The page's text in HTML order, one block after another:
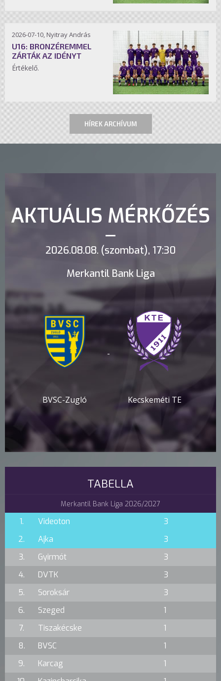
2026-07-10, Nyitray András
U16: BRONZÉREMMEL
ZÁRTÁK AZ IDÉNYT
Értékelő.
HÍREK ARCHÍVUM
AKTUÁLIS MÉRKŐZÉS
2026.08.08. (szombat), 17:30
Merkantil Bank Liga
BVSC-Zugló
-
Kecskeméti TE
TABELLA
Merkantil Bank Liga 2026/2027
1. Videoton
3
2.
Ajka
3
3.
Gyirmót
3
4.
DVTK
3
5.
Soroksár
3
6.
Szeged
1
7.
Tiszakécske
1
8.
BVSC
1
9.
Karcag
1